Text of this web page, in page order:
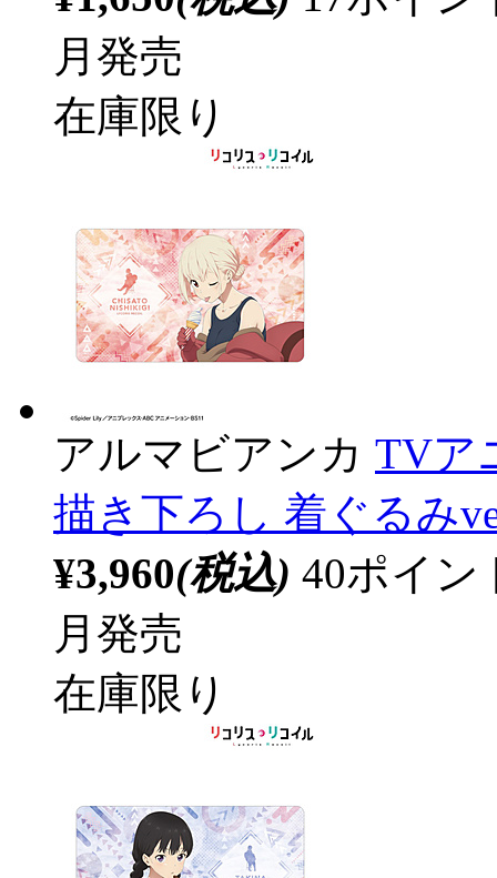
月発売
在庫限り
アルマビアンカ TVア
描き下ろし 着ぐるみ
¥3,960(税込) 40ポイ
月発売
在庫限り